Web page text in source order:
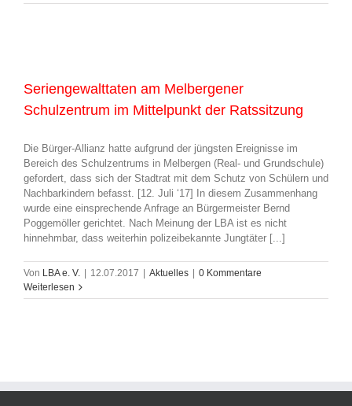
Seriengewalttaten am Melbergener
Schulzentrum im Mittelpunkt der Ratssitzung
Die Bürger-Allianz hatte aufgrund der jüngsten Ereignisse im
Bereich des Schulzentrums in Melbergen (Real- und Grundschule)
gefordert, dass sich der Stadtrat mit dem Schutz von Schülern und
Nachbarkindern befasst. [12. Juli ‘17] In diesem Zusammenhang
wurde eine einsprechende Anfrage an Bürgermeister Bernd
Poggemöller gerichtet. Nach Meinung der LBA ist es nicht
hinnehmbar, dass weiterhin polizeibekannte Jungtäter [...]
Von LBA e. V. 12.07.2017 Aktuelles
0 Kommentare
Weiterlesen